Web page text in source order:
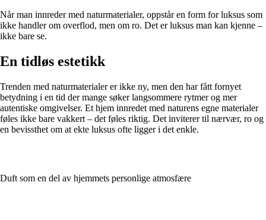
Når man innreder med naturmaterialer, oppstår en form for luksus som
ikke handler om overflod, men om ro. Det er luksus man kan kjenne –
ikke bare se.
En tidløs estetikk
Trenden med naturmaterialer er ikke ny, men den har fått fornyet
betydning i en tid der mange søker langsommere rytmer og mer
autentiske omgivelser. Et hjem innredet med naturens egne materialer
føles ikke bare vakkert – det føles riktig. Det inviterer til nærvær, ro og
en bevissthet om at ekte luksus ofte ligger i det enkle.
Duft som en del av hjemmets personlige atmosfære